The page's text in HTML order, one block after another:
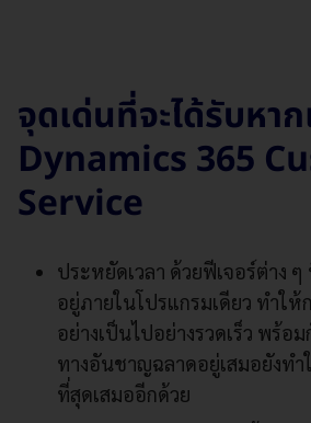
จุดเด่นที่จะได้รับหาก
Dynamics 365
Service
ประหยัดเวลา ด้วยฟีเจอร์ต่าง
อยู่ภายในโปรแกรมเดียว ทำให้
อย่างเป็นไปอย่างรวดเร็ว พร้อ
ทางอันชาญฉลาดอยู่เสมอยังท
ที่สุดเสมออีกด้วย